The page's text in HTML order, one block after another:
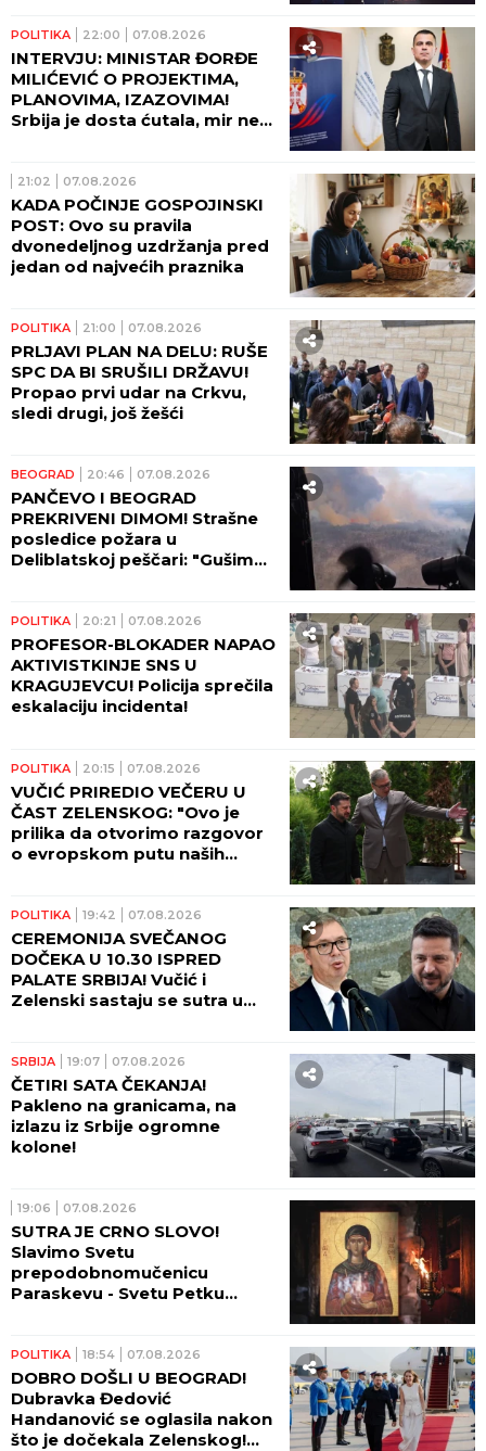
POLITIKA 22:00 07.08.2026
INTERVJU: MINISTAR ĐORĐE
MILIĆEVIĆ O PROJEKTIMA,
PLANOVIMA, IZAZOVIMA!
Srbija je dosta ćutala, mir ne
21:02 07.08.2026
KADA POČINJE GOSPOJINSKI
POST: Ovo su pravila
dvonedeljnog uzdržanja pred
jedan od najvećih praznika
POLITIKA 21:00 07.08.2026
PRLJAVI PLAN NA DELU: RUŠE
SPC DA BI SRUŠILI DRŽAVU!
Propao prvi udar na Crkvu,
sledi drugi, još žešći
BEOGRAD 20:46 07.08.2026
PANČEVO I BEOGRAD
PREKRIVENI DIMOM! Strašne
posledice požara u
Deliblatskoj peščari: "Gušimo
POLITIKA 20:21 07.08.2026
PROFESOR-BLOKADER NAPAO
AKTIVISTKINJE SNS U
KRAGUJEVCU! Policija sprečila
eskalaciju incidenta!
POLITIKA 20:15 07.08.2026
VUČIĆ PRIREDIO VEČERU U
ČAST ZELENSKOG: "Ovo je
prilika da otvorimo razgovor
o evropskom putu naših
POLITIKA 19:42 07.08.2026
CEREMONIJA SVEČANOG
DOČEKA U 10.30 ISPRED
PALATE SRBIJA! Vučić i
Zelenski sastaju se sutra u
SRBIJA 19:07 07.08.2026
ČETIRI SATA ČEKANJA!
Pakleno na granicama, na
izlazu iz Srbije ogromne
kolone!
19:06 07.08.2026
SUTRA JE CRNO SLOVO!
Slavimo Svetu
prepodobnomučenicu
Paraskevu - Svetu Petku
POLITIKA 18:54 07.08.2026
DOBRO DOŠLI U BEOGRAD!
Dubravka Đedović
Handanović se oglasila nakon
što je dočekala Zelenskog!